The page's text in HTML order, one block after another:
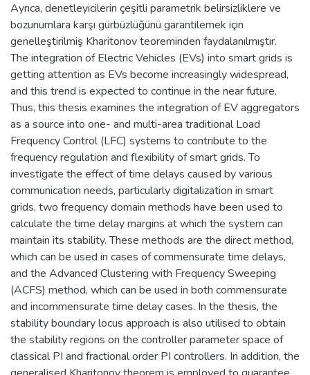
Ayrıca, denetleyicilerin çeşitli parametrik belirsizliklere ve
bozunumlara karşı gürbüzlüğünü garantilemek için
genelleştirilmiş Kharitonov teoreminden faydalanılmıştır.
The integration of Electric Vehicles (EVs) into smart grids is
getting attention as EVs become increasingly widespread,
and this trend is expected to continue in the near future.
Thus, this thesis examines the integration of EV aggregators
as a source into one- and multi-area traditional Load
Frequency Control (LFC) systems to contribute to the
frequency regulation and flexibility of smart grids. To
investigate the effect of time delays caused by various
communication needs, particularly digitalization in smart
grids, two frequency domain methods have been used to
calculate the time delay margins at which the system can
maintain its stability. These methods are the direct method,
which can be used in cases of commensurate time delays,
and the Advanced Clustering with Frequency Sweeping
(ACFS) method, which can be used in both commensurate
and incommensurate time delay cases. In the thesis, the
stability boundary locus approach is also utilised to obtain
the stability regions on the controller parameter space of
classical PI and fractional order PI controllers. In addition, the